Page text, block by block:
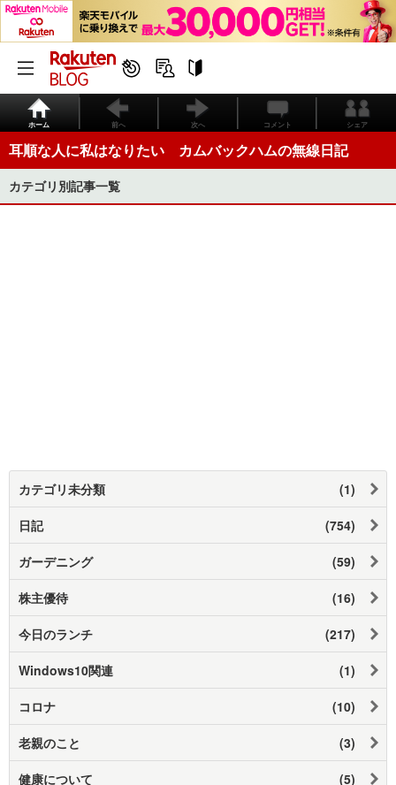
ホーム 前へ 次へ コメント シェア
耳順な人に私はなりたい カムバックハムの無線日記
カテゴリ別記事一覧
カテゴリ未分類 (1)
日記 (754)
ガーデニング (59)
株主優待 (16)
今日のランチ (217)
Windows10関連 (1)
コロナ (10)
老親のこと (3)
健康について (5)